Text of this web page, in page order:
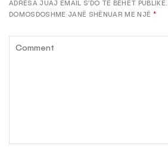
ADRESA JUAJ EMAIL S’DO TË BËHET PUBLIKE.
DOMOSDOSHME JANË SHËNUAR ME NJË *